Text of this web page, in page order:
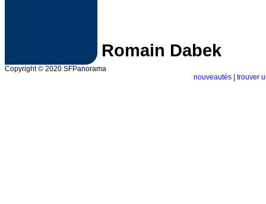
Romain Dabek
Copyright © 2020 SFPanorama
nouveautés
trouver